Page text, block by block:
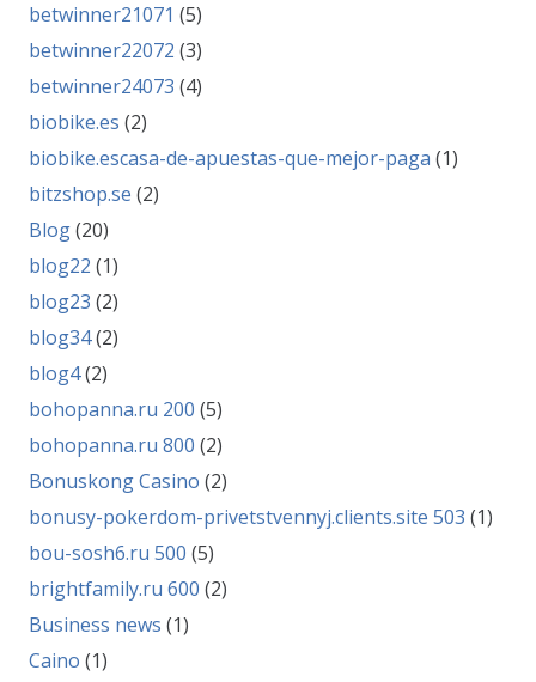
betwinner21071 (5)
betwinner22072 (3)
betwinner24073 (4)
biobike.es (2)
biobike.escasa-de-apuestas-que-mejor-paga (1)
bitzshop.se (2)
Blog(20)
blog22 (1)
blog23 (2)
blog34(2)
blog4(2)
bohopanna.ru 200 (5)
bohopanna.ru 800 (2)
Bonuskong Casino (2)
bonusy-pokerdom-privetstvennyj.clients.site 503 (1)
bou-sosh6.ru 500 (5)
brightfamily.ru 600 (2)
Business news (1)
Caino (1)